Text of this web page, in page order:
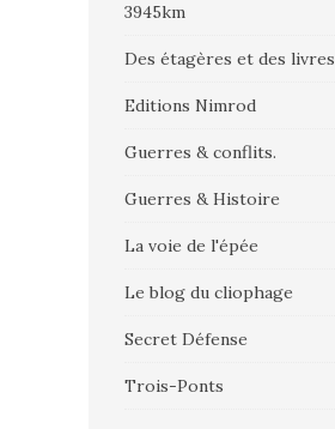
3945km
Des étagères et des livres
Editions Nimrod
Guerres & conflits.
Guerres & Histoire
La voie de l'épée
Le blog du cliophage
Secret Défense
Trois-Ponts